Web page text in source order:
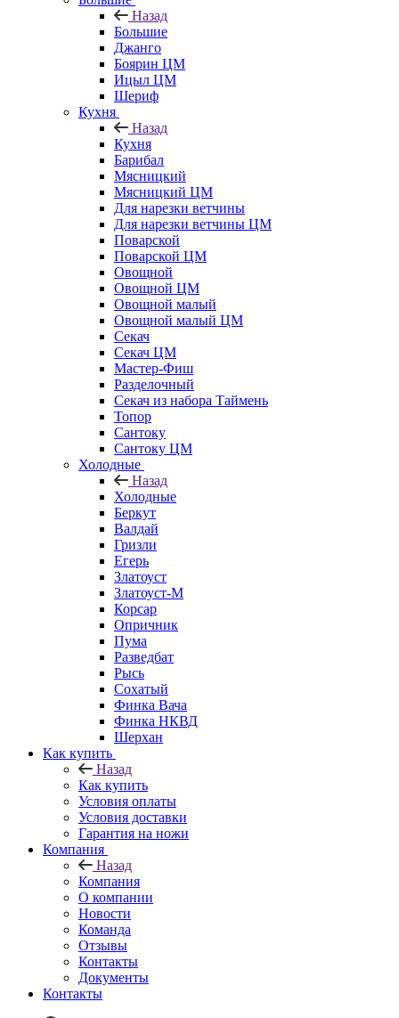
Назад
Большие
Джанго
Боярин ЦМ
Ицыл ЦМ
Шериф
Кухня
Назад
Кухня
Барибал
Мясницкий
Мясницкий ЦМ
Для нарезки ветчины
Для нарезки ветчины ЦМ
Поварской
Поварской ЦМ
Овощной
Овощной ЦМ
Овощной малый
Овощной малый ЦМ
Секач
Секач ЦМ
Мастер-Фиш
Разделочный
Секач из набора Таймень
Топор
Сантоку
Сантоку ЦМ
Холодные
Назад
Холодные
Беркут
Валдай
Гризли
Егерь
Златоуст
Златоуст-М
Корсар
Опричник
Пума
Разведбат
Рысь
Сохатый
Финка Вача
Финка НКВД
Шерхан
Как купить
Назад
Как купить
Условия оплаты
Условия доставки
Гарантия на ножи
Компания
Назад
Компания
О компании
Новости
Команда
Отзывы
Контакты
Документы
Контакты